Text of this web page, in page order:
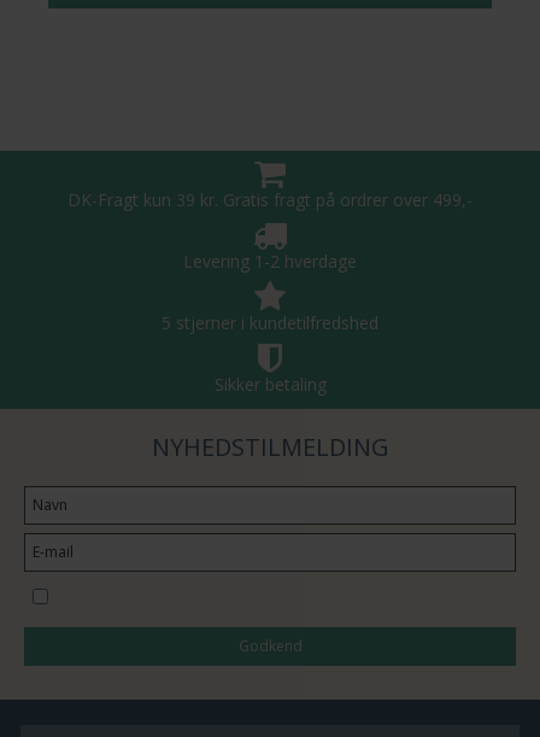
DK-Fragt kun 39 kr. Gratis fragt på ordrer over 499,-
Levering 1-2 hverdage
5 stjerner i kundetilfredshed
Sikker betaling
NYHEDSTILMELDING
Godkend